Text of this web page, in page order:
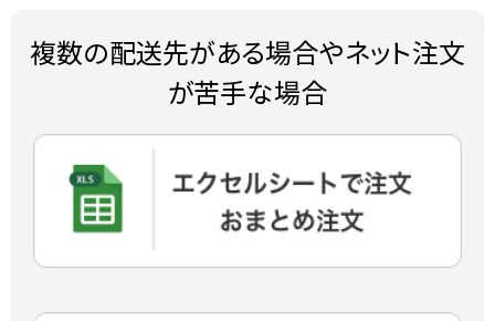
複数の配送先がある場合やネット注文
が苦手な場合